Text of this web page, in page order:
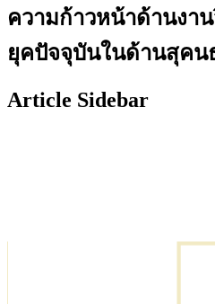
ความก้าวหน้าด้านงา
ยุคปัจจุบันในด้านสุคน
Article Sidebar